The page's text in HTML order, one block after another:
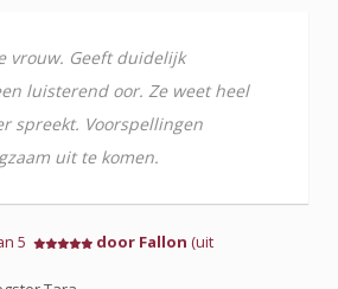
vrouw. Geeft duidelijk
luisterend oor. Ze weet heel
spreekt. Voorspellingen
uit te komen.
5 door Fallon (uit